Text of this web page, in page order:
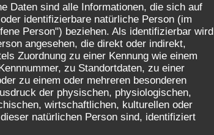
AB 80,- EURO
Daten sind alle Informationen, die sich auf
identifizierbare natürliche Person (im
Person") beziehen. Als identifizierbar wird
angesehen, die direkt oder indirekt,
Zuordnung zu einer Kennung wie einem
zu Standortdaten, zu einer
zu einem oder mehreren besonderen
der physischen, physiologischen,
wirtschaftlichen, kulturellen oder
natürlichen Person sind, identifiziert